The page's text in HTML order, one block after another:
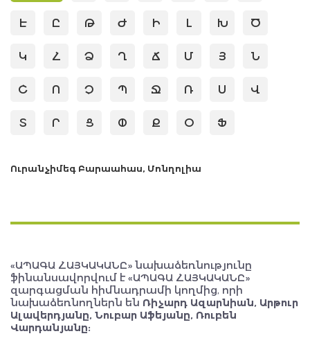
Է Ը Թ Ժ Ի Լ Խ Ծ
Կ Հ Ձ Ղ Ճ Մ Յ Ն
Շ Ո Չ Պ Ջ Ռ Ս Վ
Տ Ր Ց Փ Ք Օ Ֆ
Ուրանչիմեգ Բարաահաս, Մոնղոլիա
«ԱՊԱԳԱ ՀԱՅԿԱԿԱՆԸ» նախաձեռնությունը
ֆինանսավորվում է «ԱՊԱԳԱ ՀԱՅԿԱԿԱՆԸ»
զարգացման հիմնադրամի կողմից, որի
նախաձեռնողներն են Ռիչարդ Ազարնիան, Արթուր
Ալավերդյանը, Նուբար Աֆեյանը, Ռուբեն
Վարդանյանը: